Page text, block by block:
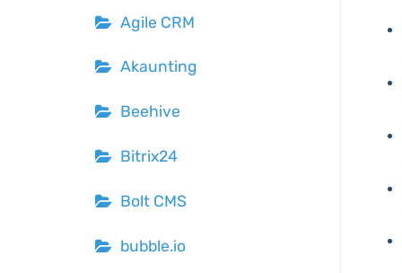
Agile CRM
Akaunting
Beehive
Bitrix24
Bolt CMS
bubble.io